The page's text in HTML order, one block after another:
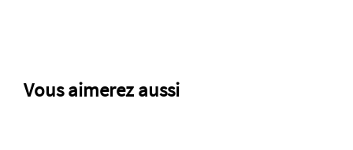
Vous aimerez aussi